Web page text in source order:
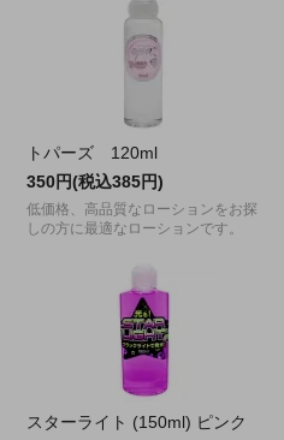
トパーズ 120ml
350円(税込385円)
低価格、高品質なローションをお探
しの方に最適なローションです。
スターライト (150ml) ピンク